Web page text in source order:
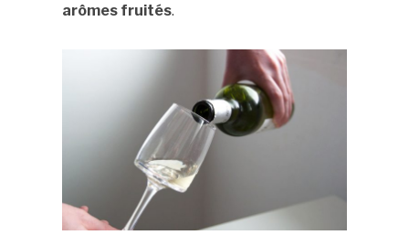
arômes fruités.